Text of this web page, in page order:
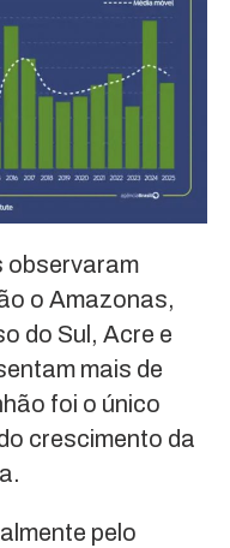
observaram
o Amazonas,
do Sul, Acre e
mais de
foi o único
crescimento da
pelo